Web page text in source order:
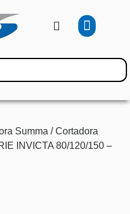
Summa /Cortadora
INVICTA 80/120/150 –